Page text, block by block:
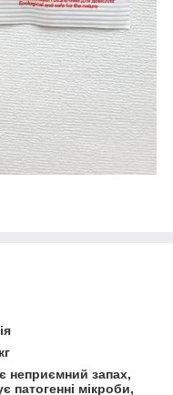
неприємний запах,
патогенні мікроби,